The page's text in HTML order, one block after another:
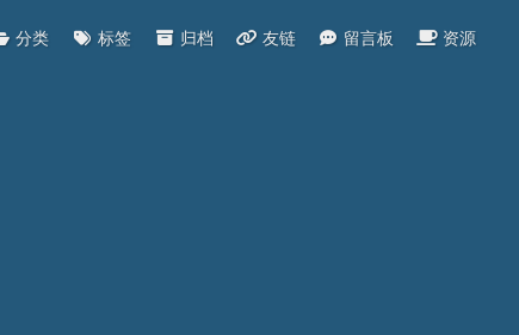
分类 标签 归档 友链 留言板 资源